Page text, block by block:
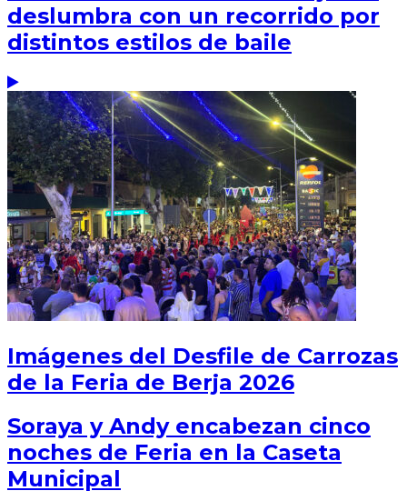
deslumbra con un recorrido por
distintos estilos de baile
Imágenes del Desfile de Carrozas
de la Feria de Berja 2026
Soraya y Andy encabezan cinco
noches de Feria en la Caseta
Municipal